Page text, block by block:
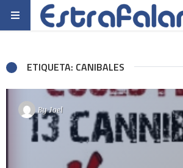
ETIQUETA: CANIBALES
ByJoel